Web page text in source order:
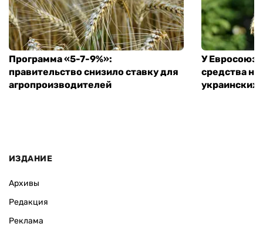
Программа «5-7-9%»:
правительство снизило ставку для
агропроизводителей
У
средства
ИЗДАНИЕ
Архивы
Редакция
Реклама